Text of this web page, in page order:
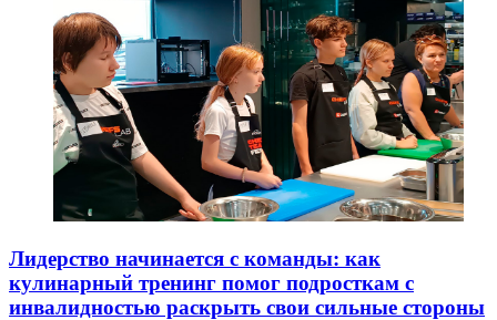
Лидерство начинается с команды: как
кулинарный тренинг помог подросткам с
инвалидностью раскрыть свои сильные стороны